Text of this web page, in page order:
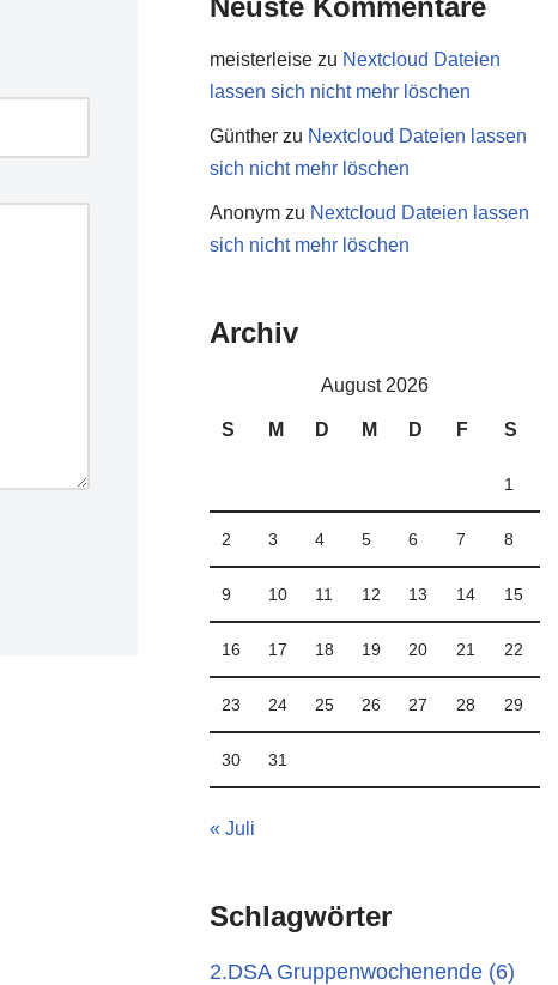
Neuste Kommentare
meisterleise zu Nextcloud Dateien
lassen sich nicht mehr löschen
Günther zu Nextcloud Dateien lassen
sich nicht mehr löschen
Anonym zu Nextcloud Dateien lassen
sich nicht mehr löschen
Archiv
August 2026
S M D M D F S
1
2 3 4 5 6 7 8
9 10 11 12 13 14 15
16 17 18 19 20 21 22
23 24 25 26 27 28 29
30 31
« Juli
Schlagwörter
2.DSA Gruppenwochenende (6)